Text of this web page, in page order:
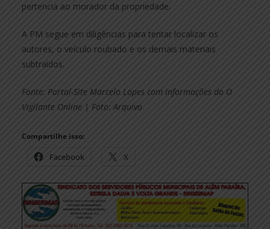
pertencia ao morador da propriedade.
A PM segue em diligências para tentar localizar os
autores, o veículo roubado e os demais materiais
subtraídos.
Fonte: Portal-Site Marcelo Lopes com informações do O
Vigilante Online | Foto: Arquivo
Compartilhe isso:
Facebook X